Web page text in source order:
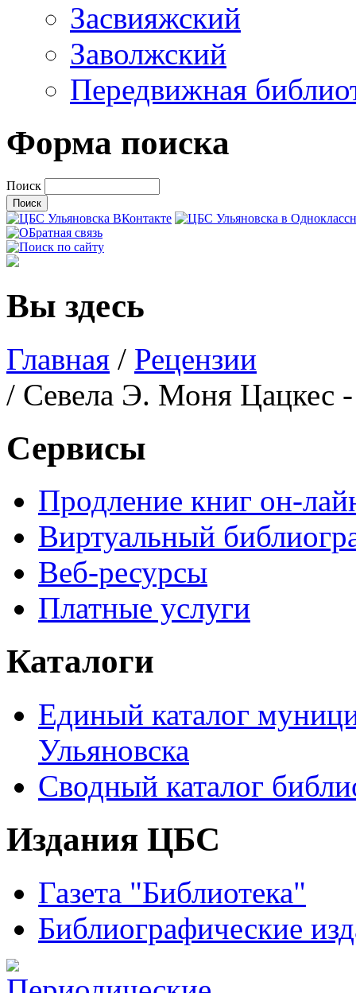
Засвияжский
Заволжский
Передвижная
Форма поиска
Поиск
Вы здесь
Главная / Рецензии
/ Севела Э. Моня Цацкес -
Сервисы
Продление книг он-
Виртуальный
Веб-ресурсы
Платные услуги
Каталоги
Единый каталог
Ульяновска
Сводный каталог
Издания ЦБС
Газета "Библиотека"
Библиографические